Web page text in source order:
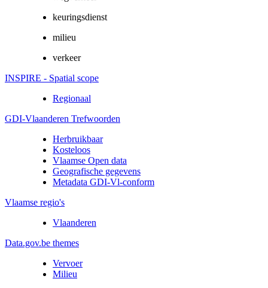
keuringsdienst
milieu
verkeer
INSPIRE - Spatial scope
Regionaal
GDI-Vlaanderen Trefwoorden
Herbruikbaar
Kosteloos
Vlaamse Open data
Geografische gegevens
Metadata GDI-Vl-conform
Vlaamse regio's
Vlaanderen
Data.gov.be themes
Vervoer
Milieu